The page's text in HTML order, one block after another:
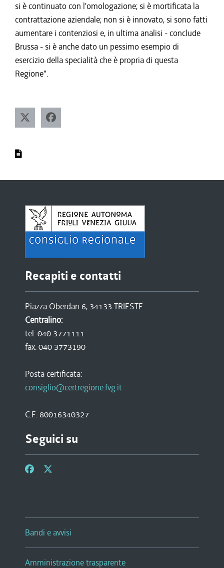
si è continuato con l'omologazione; si è mortificata la
contrattazione aziendale; non si è innovato, si sono fatti
aumentare i contenziosi e, in ultima analisi - conclude
Brussa - si è anche dato un pessimo esempio di
esercizio della specialità che è propria di questa
Regione".
Recapiti e contatti
Piazza Oberdan 6, 34133 TRIESTE
Centralino:
tel. 040 3771111
fax. 040 3773190
Posta certificata:
consiglio@certregione.fvg.it
C.F. 80016340327
Seguici su
Bandi e avvisi
Amministrazione trasparente